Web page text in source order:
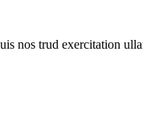
nos trud exercitation